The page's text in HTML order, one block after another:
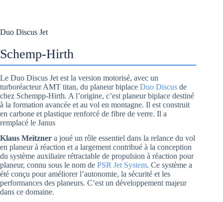
Duo Discus Jet
Schemp-Hirth
Le Duo Discus Jet est la version motorisé, avec un
turboréacteur AMT titan, du planeur biplace Duo Discus de
chez Schempp-Hirth. A l’origine, c’est planeur biplace destiné
à la formation avancée et au vol en montagne. Il est construit
en carbone et plastique renforcé de fibre de verre. Il a
remplacé le Janus
Klaus Meitzner a joué un rôle essentiel dans la relance du vol
en planeur à réaction et a largement contribué à la conception
du système auxiliaire rétractable de propulsion à réaction pour
planeur, connu sous le nom de PSR Jet System. Ce système a
été conçu pour améliorer l’autonomie, la sécurité et les
performances des planeurs. C’est un développement majeur
dans ce domaine.